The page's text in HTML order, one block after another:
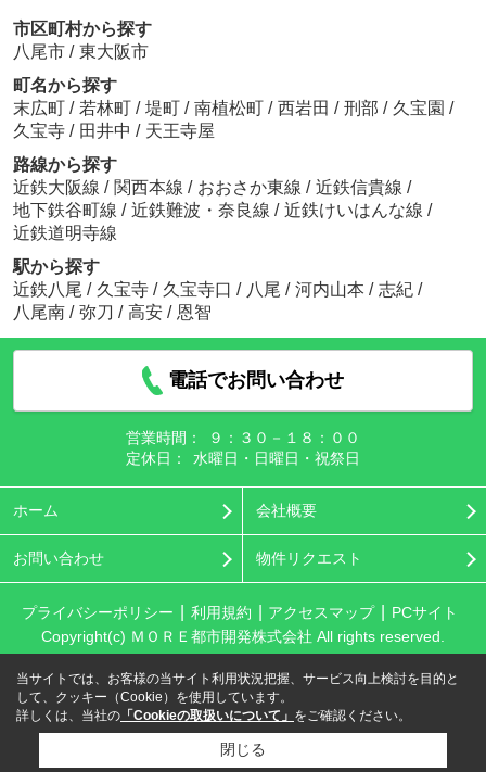
市区町村から探す
八尾市 / 東大阪市
町名から探す
末広町 / 若林町 / 堤町 / 南植松町 / 西岩田 / 刑部 / 久宝園 /
久宝寺 / 田井中 / 天王寺屋
路線から探す
近鉄大阪線 / 関西本線 / おおさか東線 / 近鉄信貴線 /
地下鉄谷町線 / 近鉄難波・奈良線 / 近鉄けいはんな線 /
近鉄道明寺線
駅から探す
近鉄八尾 / 久宝寺 / 久宝寺口 / 八尾 / 河内山本 / 志紀 /
八尾南 / 弥刀 / 高安 / 恩智
電話でお問い合わせ
営業時間：
９：３０－１８：００
定休日：
水曜日・日曜日・祝祭日
ホーム 会社概要
お問い合わせ 物件リクエスト
プライバシーポリシー 利用規約 アクセスマップ
PCサイト
Copyright(c) ＭＯＲＥ都市開発株式会社 All rights reserved.
当サイトでは、お客様の当サイト利用状況把握、サービス向上検討を目的と
して、クッキー（Cookie）を使用しています。
詳しくは、当社の 「Cookieの取扱いについて」 をご確認ください。
閉じる